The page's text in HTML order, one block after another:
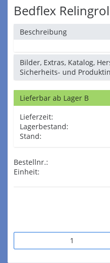
Bedflex
Beschreibung
Bilder, Extras, Katalog,
Sicherheits- und
Lieferbar ab Lager B
Lieferzeit:
Lagerbestand:
Stand:
Bestellnr.:
Einheit: